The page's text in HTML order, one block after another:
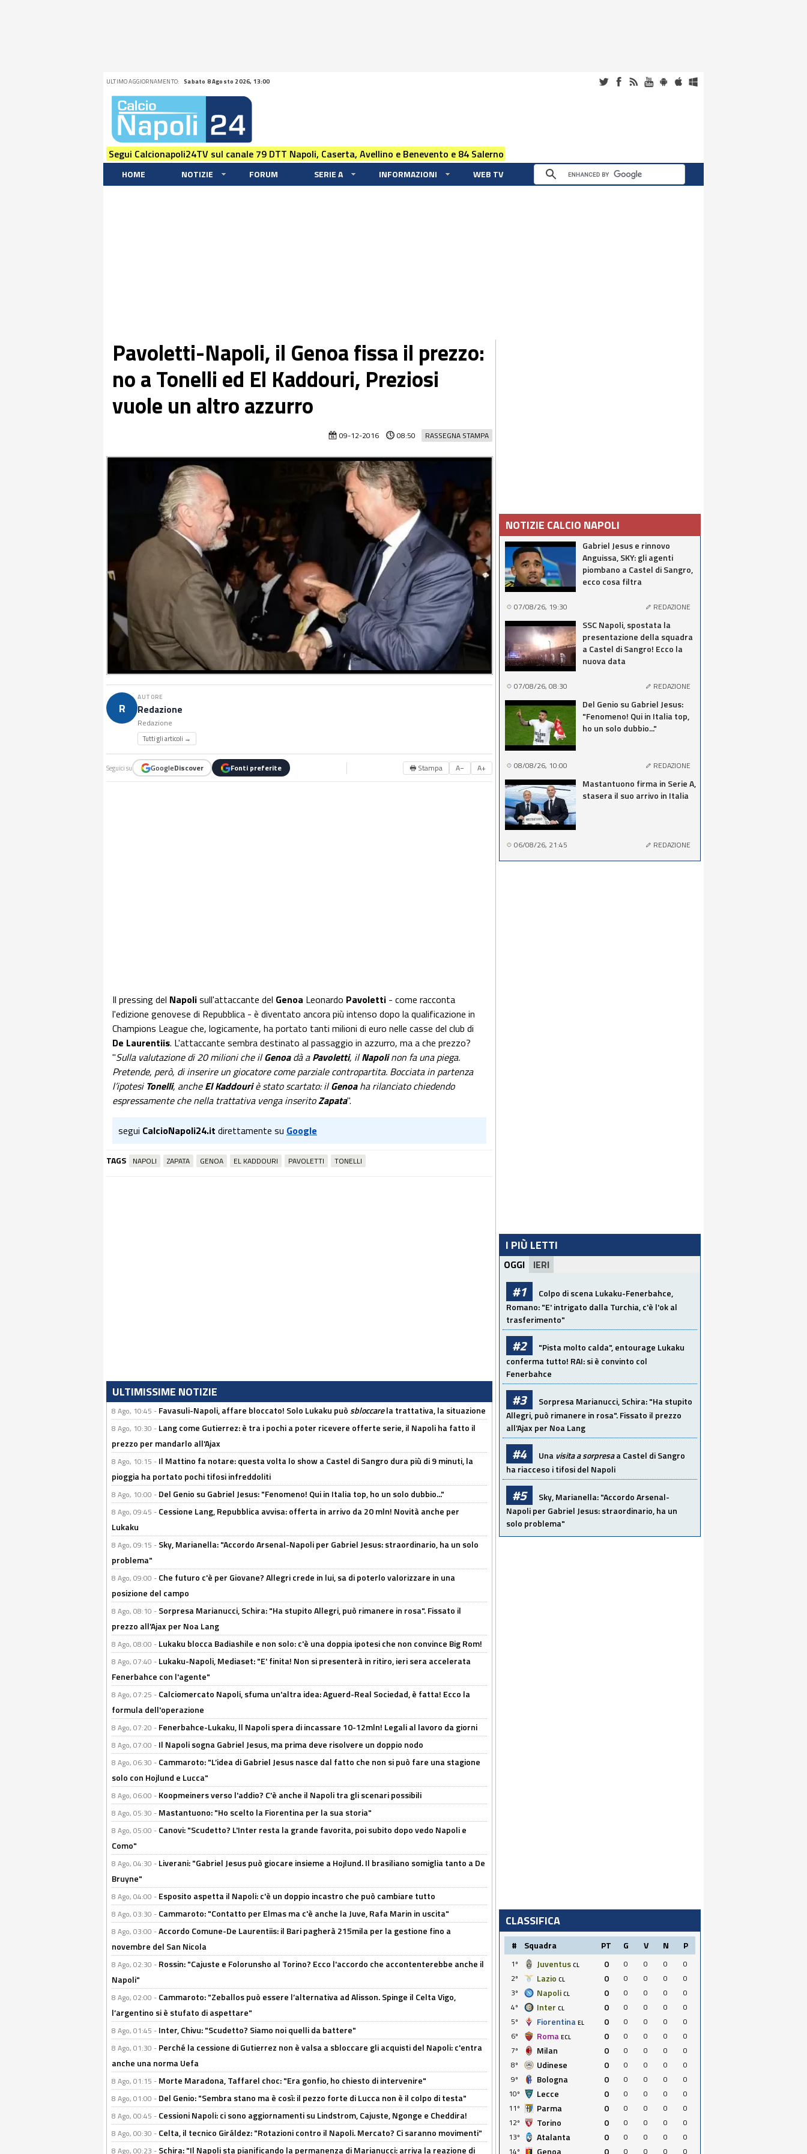
ULTIMO AGGIORNAMENTO: Sabato 8 Agosto 2026, 13:00
Segui Calcionapoli24TV sul canale 79 DTT Napoli, Caserta, Avellino e Benevento e 84 Salerno
HOME NOTIZIE FORUM SERIE A INFORMAZIONI WEB TV
Pavoletti-Napoli, il Genoa fissa il prezzo:
no a Tonelli ed El Kaddouri, Preziosi
vuole un altro azzurro
RASSEGNA STAMPA
09-12-2016 08:50
R
AUTORE
Redazione
Redazione
Tutti gli articoli →
Seguici su GoogleDiscover Fonti preferite 🖶 Stampa A− A+
Il pressing del Napolisull'attaccante del Genoa Leonardo Pavoletti - come racconta
l'edizione genovese di Repubblica - è diventato ancora più intenso dopo la qualificazione in
Champions League che, logicamente, ha portato tanti milioni di euro nelle casse del club di
De Laurentiis. L'attaccante sembra destinato al passaggio in azzurro, ma a che prezzo?
"Sulla valutazione di 20 milioni che ilGenoadà aPavoletti, ilNapolinon fa una piega.
Pretende, però, di inserire un giocatore come parziale contropartita. Bocciata in partenza
l’ipotesi Tonelli, ancheEl Kaddouriè stato scartato: ilGenoaha rilanciato chiedendo
espressamente che nella trattativa venga inseritoZapata".
segui CalcioNapoli24.it direttamente su Google
TAGS NAPOLI ZAPATA GENOA EL KADDOURI PAVOLETTI TONELLI
ULTIMISSIME NOTIZIE
8 Ago, 10:45 - Favasuli-Napoli, affare bloccato! Solo Lukaku puòsbloccarela trattativa, la situazione
8 Ago, 10:30 - Lang come Gutierrez: è tra i pochi a poter ricevere offerte serie, il Napoli ha fatto il
prezzo per mandarlo all'Ajax
8 Ago, 10:15 - Il Mattino fa notare: questa volta lo show a Castel di Sangro dura più di 9 minuti, la
pioggia ha portato pochi tifosi infreddoliti
8 Ago, 10:00 - Del Genio su Gabriel Jesus: "Fenomeno! Qui in Italia top, ho un solo dubbio..."
8 Ago, 09:45 - Cessione Lang, Repubblica avvisa: offerta in arrivo da 20 mln! Novità anche per
Lukaku
8 Ago, 09:15 - Sky, Marianella: "Accordo Arsenal-Napoli per Gabriel Jesus: straordinario, ha un solo
problema"
8 Ago, 09:00 - Che futuro c'è per Giovane? Allegri crede in lui, sa di poterlo valorizzare in una
posizione del campo
8 Ago, 08:10 - Sorpresa Marianucci, Schira: "Ha stupito Allegri, può rimanere in rosa". Fissato il
prezzo all'Ajax per Noa Lang
8 Ago, 08:00 - Lukaku blocca Badiashile e non solo: c'è una doppia ipotesi che non convince Big Rom!
8 Ago, 07:40 - Lukaku-Napoli, Mediaset: "E' finita! Non si presenterà in ritiro, ieri sera accelerata
Fenerbahce con l'agente"
8 Ago, 07:25 - Calciomercato Napoli, sfuma un'altra idea: Aguerd-Real Sociedad, è fatta! Ecco la
formula dell'operazione
8 Ago, 07:20 - Fenerbahce-Lukaku, ll Napoli spera di incassare 10-12mln! Legali al lavoro da giorni
8 Ago, 07:00 - Il Napoli sogna Gabriel Jesus, ma prima deve risolvere un doppio nodo
8 Ago, 06:30 - Cammaroto: "L’idea di Gabriel Jesus nasce dal fatto che non si può fare una stagione
solo con Hojlund e Lucca"
8 Ago, 06:00 - Koopmeiners verso l'addio? C'è anche il Napoli tra gli scenari possibili
8 Ago, 05:30 - Mastantuono: "Ho scelto la Fiorentina per la sua storia"
8 Ago, 05:00 - Canovi: "Scudetto? L'Inter resta la grande favorita, poi subito dopo vedo Napoli e
Como"
8 Ago, 04:30 - Liverani: "Gabriel Jesus può giocare insieme a Hojlund. Il brasiliano somiglia tanto a De
Bruyne"
8 Ago, 04:00 - Esposito aspetta il Napoli: c'è un doppio incastro che può cambiare tutto
8 Ago, 03:30 - Cammaroto: "Contatto per Elmas ma c'è anche la Juve, Rafa Marin in uscita"
8 Ago, 03:00 -Accordo Comune-De Laurentiis: il Bari pagherà 215mila per la gestione fino a
novembre del San Nicola
8 Ago, 02:30 - Rossin: "Cajuste e Folorunsho al Torino? Ecco l'accordo che accontenterebbe anche il
Napoli"
8 Ago, 02:00 - Cammaroto: "Zeballos può essere l’alternativa ad Alisson. Spinge il Celta Vigo,
l’argentino si è stufato di aspettare"
8 Ago, 01:45 - Inter, Chivu: "Scudetto? Siamo noi quelli da battere"
8 Ago, 01:30 - Perché la cessione di Gutierrez non è valsa a sbloccare gli acquisti del Napoli: c'entra
anche una norma Uefa
8 Ago, 01:15 - Morte Maradona, Taffarel choc: "Era gonfio, ho chiesto di intervenire"
8 Ago, 01:00 - Del Genio: "Sembra stano ma è così: il pezzo forte di Lucca non è il colpo di testa"
8 Ago, 00:45 - Cessioni Napoli: ci sono aggiornamenti su Lindstrom, Cajuste, Ngonge e Cheddira!
8 Ago, 00:30 - Celta, il tecnico Giráldez: "Rotazioni contro il Napoli. Mercato? Ci saranno movimenti"
8 Ago, 00:23 - Schira: "Il Napoli sta pianificando la permanenza di Marianucci: arriva la reazione di
NOTIZIE CALCIO NAPOLI
Gabriel Jesus e rinnovo
Anguissa, SKY: gli agenti
piombano a Castel di Sangro,
ecco cosa filtra
07/08/26, 19:30 REDAZIONE
SSC Napoli, spostata la
presentazione della squadra
a Castel di Sangro! Ecco la
nuova data
07/08/26, 08:30 REDAZIONE
Del Genio su Gabriel Jesus:
"Fenomeno! Qui in Italia top,
ho un solo dubbio..."
08/08/26, 10:00 REDAZIONE
Mastantuono firma in Serie A,
stasera il suo arrivo in Italia
06/08/26, 21:45 REDAZIONE
I PIÙ LETTI
OGGI IERI
#1
Colpo di scena Lukaku-Fenerbahce,
Romano: "E' intrigato dalla Turchia, c'è l'ok al
trasferimento"
#2
"Pista molto calda", entourage Lukaku
conferma tutto! RAI: si è convinto col
Fenerbahce
#3
Sorpresa Marianucci, Schira: "Ha stupito
Allegri, può rimanere in rosa". Fissato il prezzo
all'Ajax per Noa Lang
#4 Una visita a sorpresaa Castel di Sangro
ha riacceso i tifosi del Napoli
#5
Sky, Marianella: "Accordo Arsenal-
Napoli per Gabriel Jesus: straordinario, ha un
solo problema"
CLASSIFICA
# Squadra PT G V N P
1º Juventus CL 0 0 0 0
0
2º
Lazio CL 0 0 0 0
0
3º
Napoli CL 0 0 0 0
0
4º
Inter CL 0 0 0 0
0
5º
Fiorentina EL 0 0 0 0
0
6º
Roma ECL 0 0 0 0
0
7º
Milan 0 0 0 0
0
8º
Udinese 0 0 0 0
0
9º
Bologna 0 0 0 0
0
10º
Lecce 0 0 0 0
0
11º
Parma 0 0 0 0
0
12º
Torino 0 0 0 0
0
13º
Atalanta 0 0 0 0
0
14º
Genoa 0 0 0 0 0